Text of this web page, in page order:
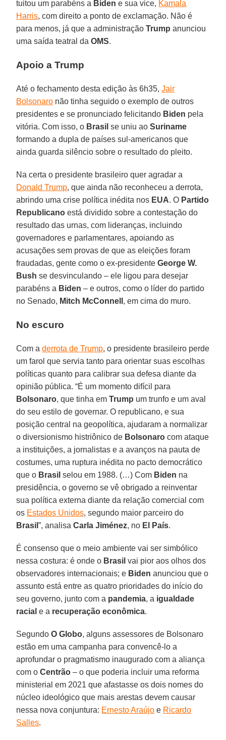
tuitou um parabéns a Biden e sua vice, Kamala
Harris, com direito a ponto de exclamação. Não é
para menos, já que a administraçãoTrump anunciou
uma saída teatral daOMS.
Apoio a Trump
Até o fechamento desta edição às 6h35,Jair
Bolsonaro não tinha seguido o exemplo de outros
presidentes e se pronunciado felicitando Biden pela
vitória. Com isso, o Brasil se uniu aoSuriname
formando a dupla de países sul-americanos que
ainda guarda silêncio sobre o resultado do pleito.
Na certa o presidente brasileiro quer agradar a
Donald Trump, que ainda não reconheceu a derrota,
abrindo uma crise política inédita nos EUA. O Partido
Republicano está dividido sobre a contestação do
resultado das urnas, com lideranças, incluindo
governadores e parlamentares, apoiando as
acusações sem provas de que as eleições foram
fraudadas, gente como o ex-presidenteGeorge W.
Bush se desvinculando – ele ligou para desejar
parabéns a Biden – e outros, como o líder do partido
no Senado, Mitch McConnell , em cima do muro.
No escuro
Com aderrota de Trump, o presidente brasileiro perde
um farol que servia tanto para orientar suas escolhas
políticas quanto para calibrar sua defesa diante da
opinião pública. “É um momento difícil para
Bolsonaro, que tinha emTrump um trunfo e um aval
do seu estilo de governar. O republicano, e sua
posição central na geopolítica, ajudaram a normalizar
o diversionismo histriônico de Bolsonaro com ataque
a instituições, a jornalistas e a avanços na pauta de
costumes, uma ruptura inédita no pacto democrático
que o Brasil selou em 1988. (…) Com Biden na
presidência, o governo se vê obrigado a reinventar
sua política externa diante da relação comercial com
os Estados Unidos, segundo maior parceiro do
Brasil”, analisaCarla Jiménez, no El País.
É consenso que o meio ambiente vai ser simbólico
nessa costura: é onde o Brasil vai pior aos olhos dos
observadores internacionais; e Biden anunciou que o
assunto está entre as quatro prioridades do início do
seu governo, junto com a pandemia, a igualdade
racial e a recuperação econômica.
SegundoO Globo, alguns assessores de Bolsonaro
estão em uma campanha para convencê-lo a
aprofundar o pragmatismo inaugurado com a aliança
com oCentrão – o que poderia incluir uma reforma
ministerial em 2021 que afastasse os dois nomes do
núcleo ideológico que mais arestas devem causar
nessa nova conjuntura: Ernesto Araújo e Ricardo
Salles.